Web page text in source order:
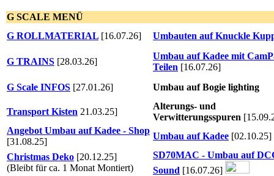
G SCALE MENÜ
G ROLLMATERIAL [16.07.26] Umbauten auf Knuckle
G TRAINS [28.03.26]
Umbau auf Kadee mit
Teilen [16.07.26]
G Scale INFOS [27.01.26] Umbau auf Bogie lighting
Transport Kisten 21.03.25]
Alterungs- und
Verwitterungsspuren [
Angebot Umbau auf Kadee - Shop
[31.08.25]
Umbau auf Kadee [02.10.25]
Christmas Deko [20.12.25]
(Bleibt für ca. 1 Monat Montiert)
SD70MAC - Umbau auf
Sound [16.07.26]